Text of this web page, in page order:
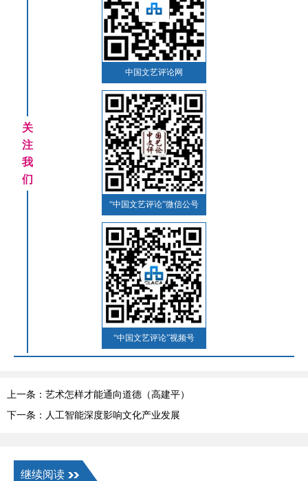
关
注
我
们
中国文艺评论网
“中国文艺评论”微信公号
“中国文艺评论”视频号
上一条：艺术怎样才能通向道德（高建平）
下一条：人工智能深度影响文化产业发展
继续阅读